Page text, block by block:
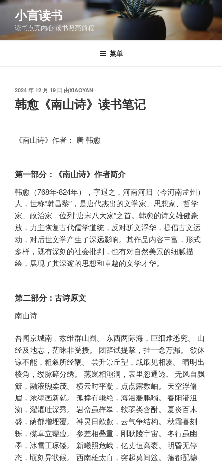
跳
容
小言读书
读书点亮内心 读书照亮前程
菜单
发
布
于
2024 年 12 月 19 日 由XIAOYAN
韩愈《南山诗》读书笔记
《南山诗》作者： 唐 韩愈
第一部分：《南山诗》作者简介
韩愈（768年-824年），字退之，河南河阳（今河南孟州）
人，世称“韩昌黎”，是唐代杰出的文学家、思想家、哲学
家、政治家，位列“唐宋八大家”之首。韩愈的诗文雄健豪
放，力主恢复古代儒学道统，反对骈文浮华，提倡古文运
动，对后世文学产生了深远影响。其作品内容丰富，形式
多样，既有深刻的社会批判，也有对自然美景的细腻描
绘，展现了其深邃的思想和卓越的文学才华。
第二部分：古诗原文
南山诗
吾闻京城南，兹维群山囿。 东西两际海，巨细难悉究。 山
经及地志，茫昧非受授。 团辞试提挈，挂一念万漏。 欲休
谅不能，粗叙所经觏。 尝升崇丘望，戢戢见相凑。 晴明出
棱角，缕脉碎分绣。 蒸岚相澒洞，表里忽通透。 无风自飘
簸，融液煦柔茂。 横云时平凝，点点露数岫。 天空浮脩
眉，浓绿画新就。 孤撑有巉绝，海浴褰鹏噣。 春阳潜沮
洳，濯濯吐深秀。 岩峦虽嵂崒，软弱类含酎。 夏炎百木
盛，荫郁增埋覆。 神灵日歊歔，云气争结构。 秋霜喜刻
轹，磔卓立癯瘦。 参差相叠重，刚耿陵宇宙。 冬行虽幽
墨，冰雪工琢镂。 新曦照危峨，亿丈恒高袤。 明昏无停
态，顷刻异状候。 西南雄太白，突起莫间簉。 藩都配德